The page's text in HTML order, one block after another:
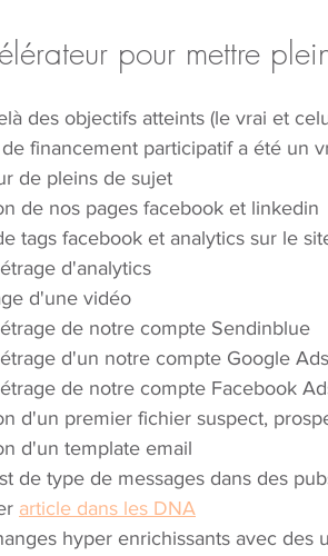
pour mettre
des objectifs atteints (le vrai et
financement participatif a été un
de pleins de sujet
de nos pages facebook et linkedin
tags facebook et analytics sur le
d'analytics
d'une vidéo
de notre compte Sendinblue
d'un notre compte Google Ads
de notre compte Facebook
d'un premier fichier suspect,
d'un template email
de type de messages dans des
article dans les DNA
hyper enrichissants avec des